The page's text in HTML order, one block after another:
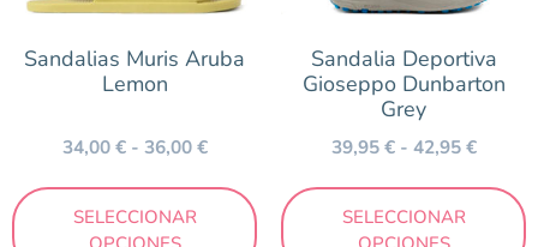
Sandalias Muris Aruba
Lemon
34,00€ - 36,00€
SELECCIONAR
Sandalia Deportiva
Gioseppo Dunbarton
Grey
39,95€ - 42,95€
SELECCIONAR